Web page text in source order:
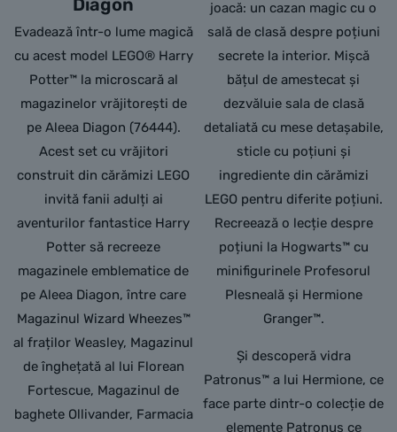
Diagon
Evadează într-o lume magică
cu acest model LEGO® Harry
Potter™ la microscară al
magazinelor vrăjitorești de
pe Aleea Diagon (76444).
Acest set cu vrăjitori
construit din cărămizi LEGO
invită fanii adulți ai
aventurilor fantastice Harry
Potter să recreeze
magazinele emblematice de
pe Aleea Diagon, între care
Magazinul Wizard Wheezes™
al fraților Weasley, Magazinul
de înghețată al lui Florean
Fortescue, Magazinul de
baghete Ollivander, Farmacia
joacă: un cazan magic cu o
sală de clasă despre poțiuni
secrete la interior. Mișcă
bățul de amestecat și
dezvăluie sala de clasă
detaliată cu mese detașabile,
sticle cu poțiuni și
ingrediente din cărămizi
LEGO pentru diferite poțiuni.
Recreează o lecție despre
poțiuni la Hogwarts™ cu
minifigurinele Profesorul
Plesneală și Hermione
Granger™.
Și descoperă vidra
Patronus™ a lui Hermione, ce
face parte dintr-o colecție de
elemente Patronus ce